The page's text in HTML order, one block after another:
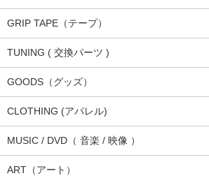
GRIP TAPE（テープ）
TUNING ( 交換パーツ )
GOODS（グッズ）
CLOTHING (アパレル)
MUSIC / DVD（ 音楽 / 映像 ）
ART（アート）